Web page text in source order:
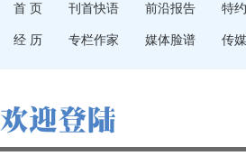
首 页 刊首快语 前沿报告 特
经 历 专栏作家 媒体脸谱 传